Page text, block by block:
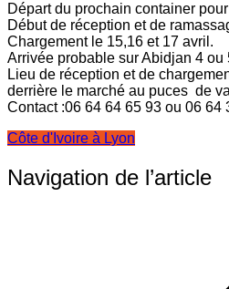
Départ du prochain container
Début de réception et de
Chargement le 15,16 et 17 avril.
Arrivée probable sur Abidjan 4 ou
Lieu de réception et de
derrière le marché au puces de
Contact :06 64 64 65 93 ou 06 64
Côte d'Ivoire à Lyon
Navigation de l’article